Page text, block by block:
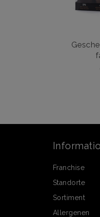
Franchise
Standorte
Sortiment
Allergenen